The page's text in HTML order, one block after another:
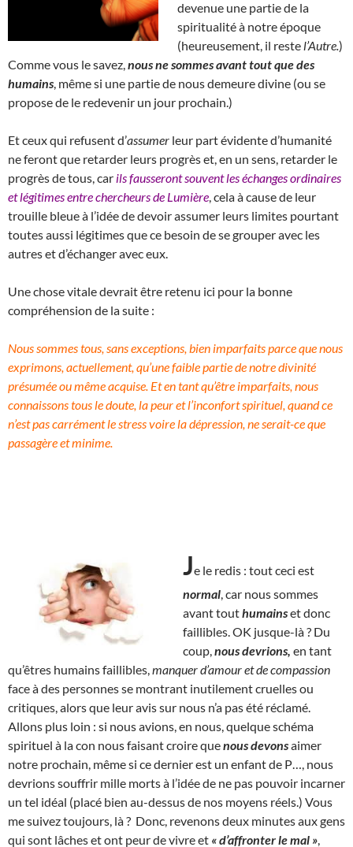
devenue une partie de la
spiritualité à notre époque
(heureusement, il reste l’Autre.)
Comme vous le savez, nous ne sommes avant tout que des
humains , même si une partie de nous demeure divine (ou se
propose de le redevenir un jour prochain.)
Et ceux qui refusent d’assumer leur part évidente d’humanité
ne feront que retarder leurs progrès et, en un sens, retarder le
progrès de tous, car ils fausseront souvent les échanges ordinaires
et légitimes entre chercheurs de Lumière , cela à cause de leur
trouille bleue à l’idée de devoir assumer leurs limites pourtant
toutes aussi légitimes que ce besoin de se grouper avec les
autres et d’échanger avec eux.
Une chose vitale devrait être retenu ici pour la bonne
compréhension de la suite :
Nous sommes tous, sans exceptions, bien imparfaits parce que nous
exprimons, actuellement, qu’une faible partie de notre divinité
présumée ou même acquise. Et en tant qu’être imparfaits, nous
connaissons tous le doute, la peur et l’inconfort spirituel, quand ce
n’est pas carrément le stress voire la dépression, ne serait-ce que
passagère et minime.
Je le redis : tout ceci est
normal , car nous sommes
avant touthumainset donc
faillibles. OK jusque-là ? Du
coup, nous devrions, en tant
qu’êtres humains faillibles, manquer d’amour et de compassion
face à des personnes se montrant inutilement cruelles ou
critiques, alors que leur avis sur nous n’a pas été réclamé.
Allons plus loin : si nous avions, en nous, quelque schéma
spirituel à la con nous faisant croire quenous devonsaimer
notre prochain, même si ce dernier est un enfant de P…, nous
devrions souffrir mille morts à l’idée de ne pas pouvoir incarner
un tel idéal (placé bien au-dessus de nos moyens réels.) Vous
me suivez toujours, là ? Donc, revenons deux minutes aux gens
qui sont lâches et ont peur de vivre et « d’affronter le mal »